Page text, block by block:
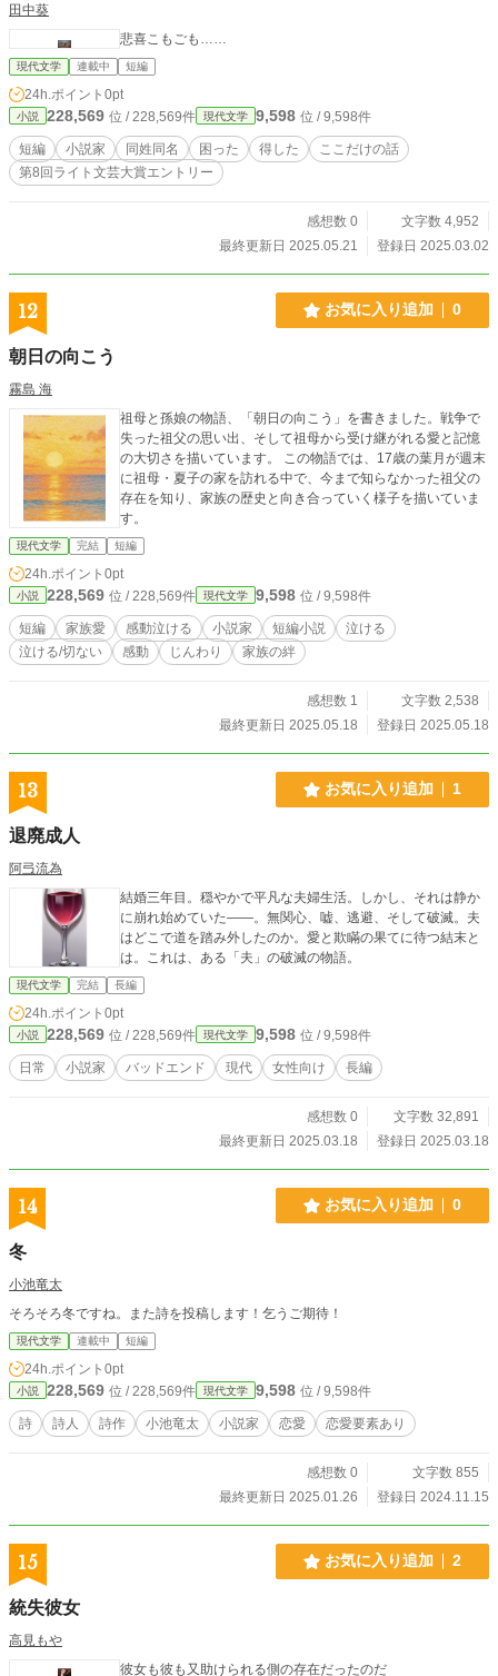
田中葵
悲喜こもごも……
現代文学 連載中 短編
24h.ポイント 0pt
小説 228,569 位 / 228,569件 現代文学 9,598 位 / 9,598件
短編 小説家 同姓同名 困った 得した
ここだけの話
第8回ライト文芸大賞エントリー
感想数 0
文字数 4,952
最終更新日 2025.05.21
登録日 2025.03.02
12 お気に入り追加 0
朝日の向こう
霧島 海
祖母と孫娘の物語、「朝日の向こう」を書きました。戦争で
失った祖父の思い出、そして祖母から受け継がれる愛と記憶
の大切さを描いています。 この物語では、17歳の葉月が週末
に祖母・夏子の家を訪れる中で、今まで知らなかった祖父の
存在を知り、家族の歴史と向き合っていく様子を描いていま
す。
現代文学 完結 短編
24h.ポイント 0pt
小説 228,569 位 / 228,569件 現代文学 9,598 位 / 9,598件
短編 家族愛 感動泣ける 小説家 短編小説
泣ける
泣ける/切ない
感動 じんわり 家族の絆
感想数 1
文字数 2,538
最終更新日 2025.05.18
登録日 2025.05.18
13 お気に入り追加 1
退廃成人
阿弖流為
結婚三年目。穏やかで平凡な夫婦生活。しかし、それは静か
に崩れ始めていた——。無関心、嘘、逃避、そして破滅。夫
はどこで道を踏み外したのか。愛と欺瞞の果てに待つ結末と
は。これは、ある「夫」の破滅の物語。
現代文学 完結 長編
24h.ポイント 0pt
小説 228,569 位 / 228,569件 現代文学 9,598 位 / 9,598件
日常 小説家 バッドエンド 現代 女性向け 長編
感想数 0
文字数 32,891
最終更新日 2025.03.18
登録日 2025.03.18
14 お気に入り追加 0
冬
小池竜太
そろそろ冬ですね。また詩を投稿します！乞うご期待！
現代文学 連載中 短編
24h.ポイント 0pt
小説 228,569 位 / 228,569件 現代文学 9,598 位 / 9,598件
詩 詩人 詩作 小池竜太 小説家 恋愛 恋愛要素あり
感想数 0
文字数 855
最終更新日 2025.01.26
登録日 2024.11.15
15 お気に入り追加 2
統失彼女
高見もや
彼女も彼も又助けられる側の存在だったのだ